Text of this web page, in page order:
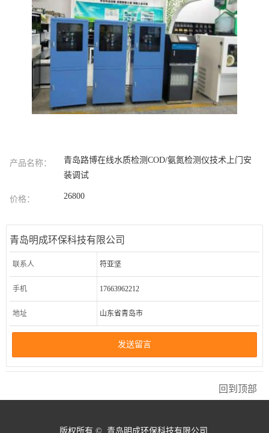
产品名称：
青岛路博在线水质检测COD/氨氮检测仪技术上门安
装调试
价格： 26800
青岛明成环保科技有限公司
联系人 符亚坚
手机 17663962212
地址 山东省青岛市
发送留言
回到顶部
版权所有 © 青岛明成环保科技有限公司